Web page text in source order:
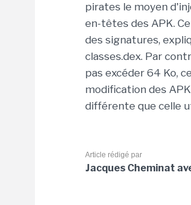
pirates le moyen
en-têtes des APK.
des signatures,
classes.dex. Par
pas excéder 64 Ko,
modification des
différente que celle
Article rédigé par
Jacques Cheminat